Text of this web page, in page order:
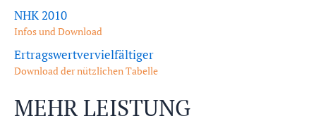
NHK 2010
Infos und Download
Ertragswertvervielfältiger
Download der nützlichen Tabelle
MEHR LEISTUNG